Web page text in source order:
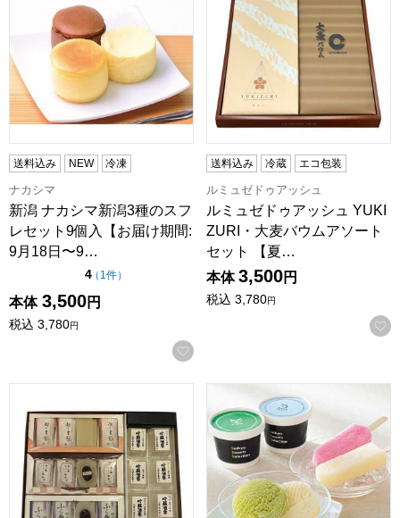
送料込み NEW 冷凍
ナカシマ
新潟 ナカシマ新潟3種のスフ
レセット9個入【お届け期間:
9月18日〜9…
4点（5点満点中）
（ 1件の評価
）
本体 3,500円
税込 3,780円
お気に入りに登録する
送料込み 冷蔵 エコ包装
ルミュゼドゥアッシュ
ルミュゼドゥアッシュ YUKI
ZURI・大麦バウムアソート
セット 【夏…
本体 3,500円
税込 3,780円
村中甘泉堂 酒零・羽二重餅ギフト【夏の贈りもの・お中元】
セイヒョー 新潟ご当地アイ